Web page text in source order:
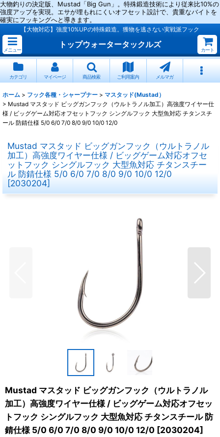
大物釣りの決定版、Mustad「Big Gun」。特殊鍛造技術により従来比10%の
強度アップを実現。エサが埋もれにくいオフセット設計で、貴重なバイトを
確実にフッキングへと導きます。
【大物対応】強度10%UPの特殊鍛造。獲物を逃さない実戦派フック
メニュー
トップウォータータックルズ
カート
カテゴリ マイページ 商品検索 ご利用案内 メルマガ
ホーム > フック各種・シャープナー > マスタッド(Mustad）
> Mustad マスタッド ビッグガンフック（ウルトラノル加工）高強度ワイヤー仕
様 / ビッグゲーム対応オフセットフック シングルフック 大型魚対応 チタンスチ
ール 防錆仕様 5/0 6/0 7/0 8/0 9/0 10/0 12/0
Mustad マスタッド ビッグガンフック（ウルトラノル
加工）高強度ワイヤー仕様 / ビッグゲーム対応オフセ
ットフック シングルフック 大型魚対応 チタンスチー
ル 防錆仕様 5/0 6/0 7/0 8/0 9/0 10/0 12/0
[2030204]
Mustad マスタッド ビッグガンフック（ウルトラノル
加工）高強度ワイヤー仕様 / ビッグゲーム対応オフセッ
トフック シングルフック 大型魚対応 チタンスチール 防
錆仕様 5/0 6/0 7/0 8/0 9/0 10/0 12/0 [2030204]